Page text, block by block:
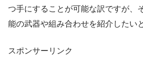
つ手にすることが可能な訳ですが、
能の武器や組み合わせを紹介したい
スポンサーリンク